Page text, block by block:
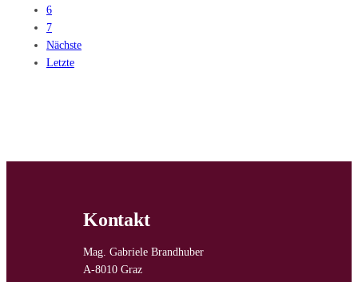
6
7
Nächste
Letzte
Kontakt
Mag. Gabriele Brandhuber
A-8010 Graz